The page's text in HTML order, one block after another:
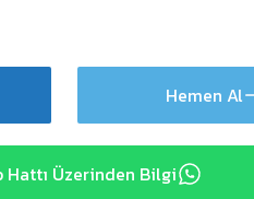
Hemen Al
Hattı Üzerinden Bilgi